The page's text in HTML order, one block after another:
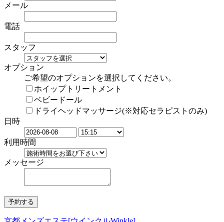
メール
電話
スタッフ
オプション
ご希望のオプションを選択してください。
ホイップトリートメント
ベビードール
ドライヘッドマッサージ(※対応セラピストのみ)
日時
利用時間
メッセージ